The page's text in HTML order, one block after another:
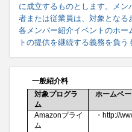
に成立するものとします。メ
者または従業員は、対象とな
各メンバー紹介イベントのホ
トの提供を継続する義務を負う